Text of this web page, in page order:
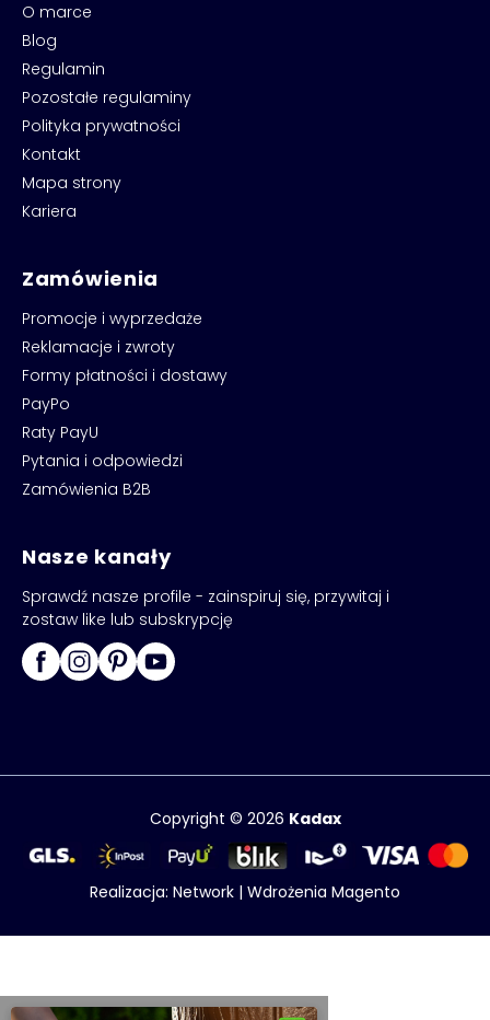
O marce
Blog
Regulamin
Pozostałe regulaminy
Polityka prywatności
Kontakt
Mapa strony
Kariera
Zamówienia
Promocje i wyprzedaże
Reklamacje i zwroty
Formy płatności i dostawy
PayPo
Raty PayU
Pytania i odpowiedzi
Zamówienia B2B
Nasze kanały
Sprawdź nasze profile - zainspiruj się, przywitaj i
zostaw like lub subskrypcję
Copyright © 2026 Kadax
Realizacja: Network | Wdrożenia Magento